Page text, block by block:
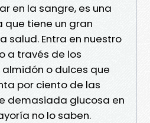
en la sangre, es una
tiene un gran
salud. Entra en nuestro
a través de los
o dulces que
por ciento de las
demasiada glucosa en
no lo saben.